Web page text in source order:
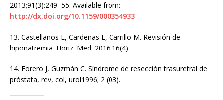
2013;91(3):249–55. Available from:
http://dx.doi.org/10.1159/000354933
13. Castellanos L, Cardenas L, Carrillo M. Revisión de
hiponatremia. Horiz. Med. 2016;16(4).
14. Forero J, Guzmán C. Síndrome de resección trasuretral de
próstata, rev, col, urol1996; 2 (03).